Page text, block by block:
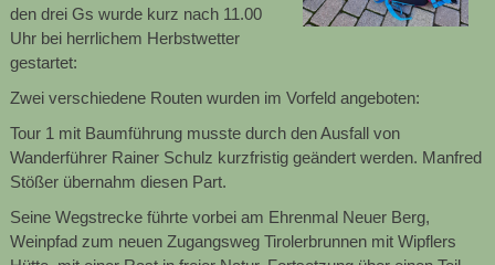
den drei Gs wurde kurz nach 11.00
Uhr bei herrlichem Herbstwetter
gestartet:
Zwei verschiedene Routen wurden im Vorfeld angeboten:
Tour 1 mit Baumführung musste durch den Ausfall von
Wanderführer Rainer Schulz kurzfristig geändert werden. Manfred
Stößer übernahm diesen Part.
Seine Wegstrecke führte vorbei am Ehrenmal Neuer Berg,
Weinpfad zum neuen Zugangsweg Tirolerbrunnen mit Wipflers